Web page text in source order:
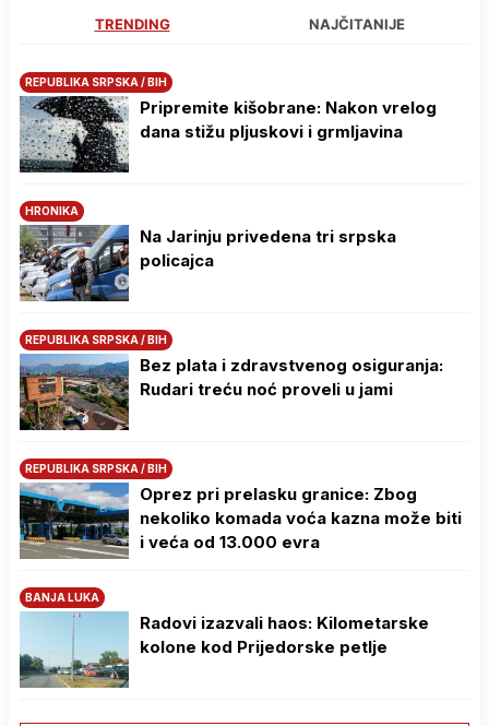
TRENDING NAJČITANIJE
REPUBLIKA SRPSKA / BIH
Pripremite kišobrane: Nakon vrelog
dana stižu pljuskovi i grmljavina
HRONIKA
Na Јarinju privedena tri srpska
policajca
REPUBLIKA SRPSKA / BIH
Bez plata i zdravstvenog osiguranja:
Rudari treću noć proveli u jami
REPUBLIKA SRPSKA / BIH
Oprez pri prelasku granice: Zbog
nekoliko komada voća kazna može biti
i veća od 13.000 evra
BANJA LUKA
Radovi izazvali haos: Kilometarske
kolone kod Prijedorske petlje